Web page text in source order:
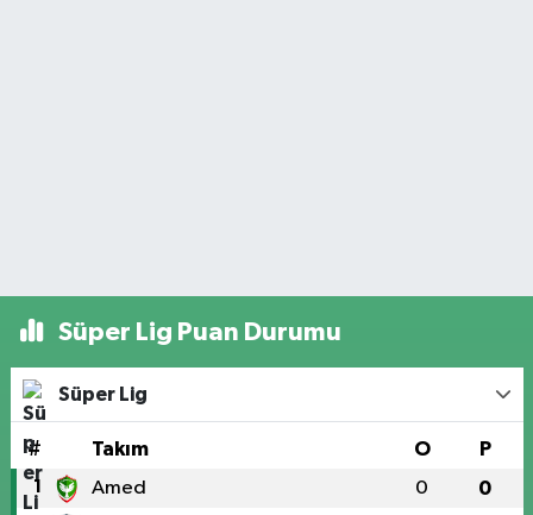
Süper Lig Puan Durumu
Süper Lig
# Takım O P
1 Amed 0 0